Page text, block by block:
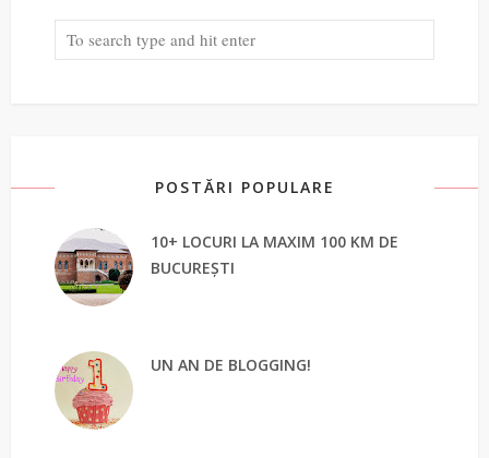
POSTĂRI POPULARE
10+ LOCURI LA MAXIM 100 KM DE
BUCUREȘTI
UN AN DE BLOGGING!